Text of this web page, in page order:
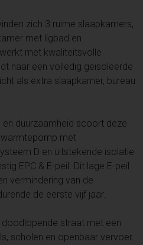
zich 3 ruime slaapkamers,
met ligbad en
met kwaliteitsvolle
naar een volledig geïsoleerde
als extra slaapkamer, bureau
duurzaamheid scoort deze
warmtepomp met
D en uitstekende isolatie
EPC & E-peil. Dit lage E-peil
vermindering van de
de eerste vijf jaar.
doodlopende straat met een
scholen en openbaar vervoer.